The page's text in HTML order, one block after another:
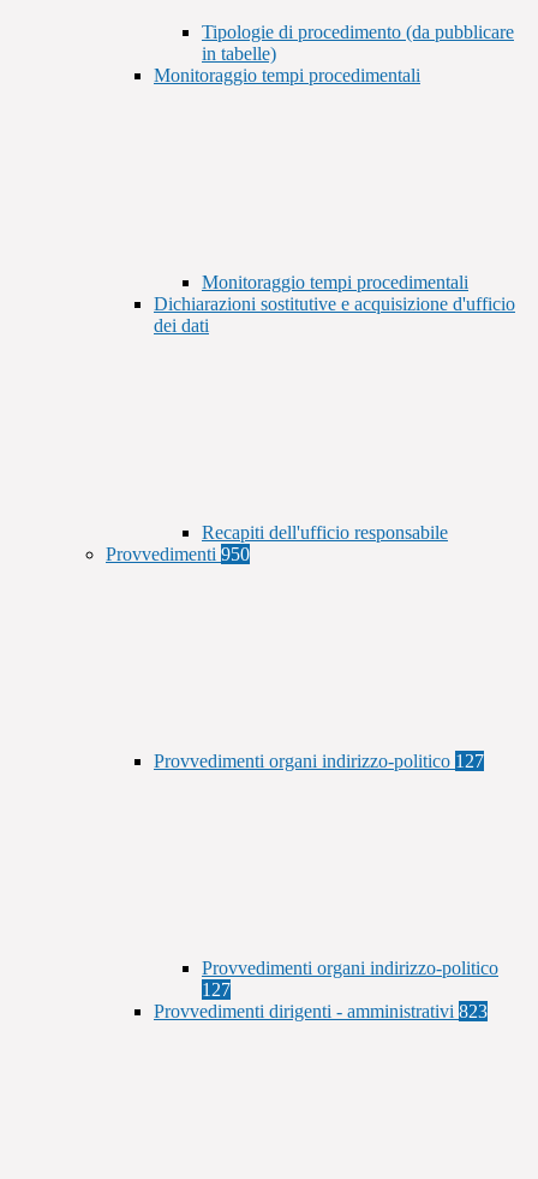
Tipologie di procedimento (da pubblicare
in tabelle)
Monitoraggio tempi procedimentali
Monitoraggio tempi procedimentali
Dichiarazioni sostitutive e acquisizione d'ufficio
dei dati
Recapiti dell'ufficio responsabile
Provvedimenti 950
Provvedimenti organi indirizzo-politico 127
Provvedimenti organi indirizzo-politico
127
Provvedimenti dirigenti - amministrativi 823